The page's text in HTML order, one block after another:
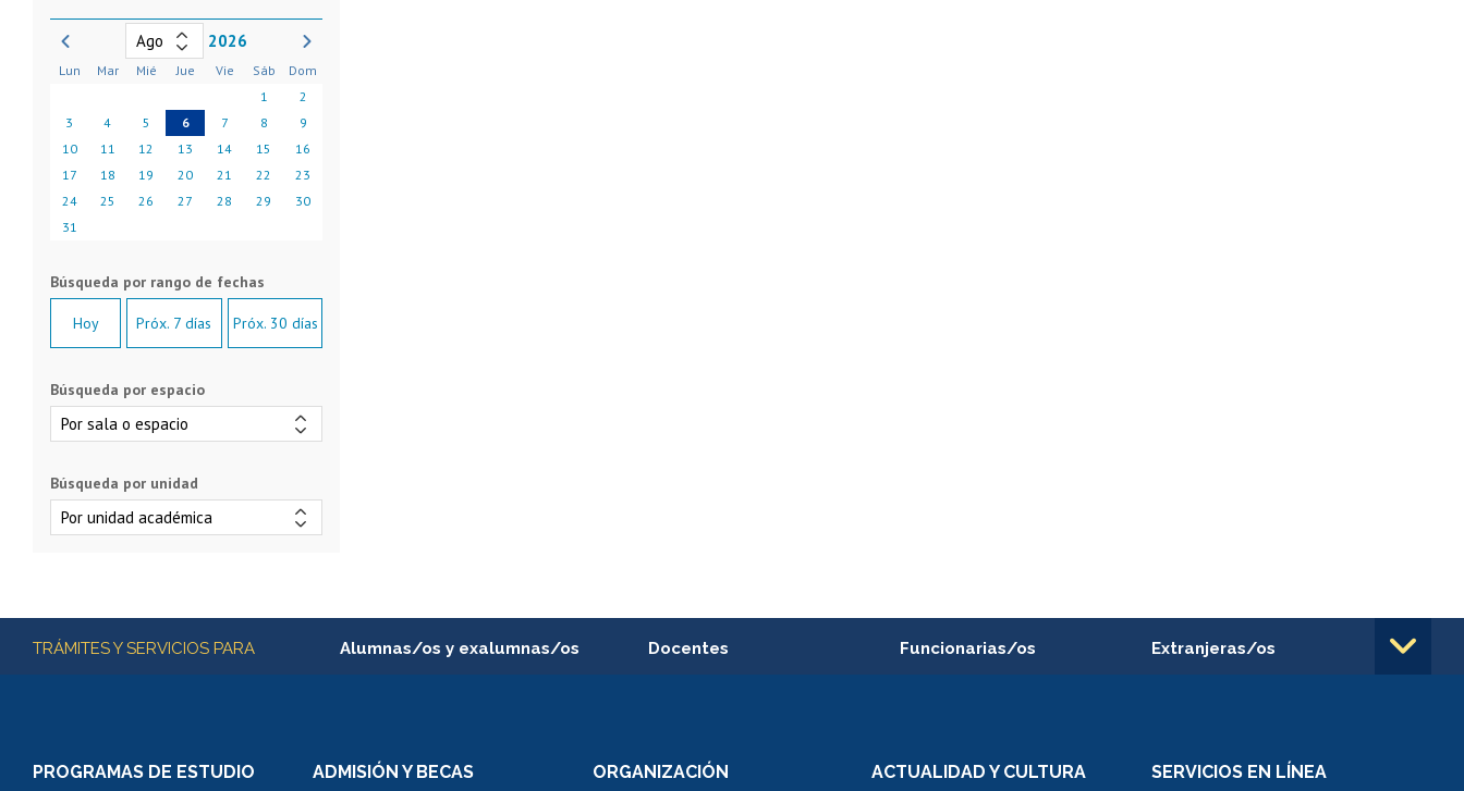
2026
Lun Mar Mié Jue Vie Sáb
Dom
1
2
3
4 5 6 7 8
9
10
11 12 13 14 15
16
17
18 19 20 21 22
23
24
25 26 27 28 29
30
31
Hoy Próx. 7 días Próx. 30 días
Búsqueda por espacio
Búsqueda por unidad
Más información
TRÁMITES Y SERVICIOS PARA Alumnas/os y exalumnas/os Docentes
Perfeccionamiento
Funcionarias/os
Portal de movilidad interna
Extranjeras/os
PROGRAMAS DE ESTUDIO ADMISIÓN Y BECAS ORGANIZACIÓN ACTUALIDAD Y CULTURA SERVICIOS EN LÍNEA